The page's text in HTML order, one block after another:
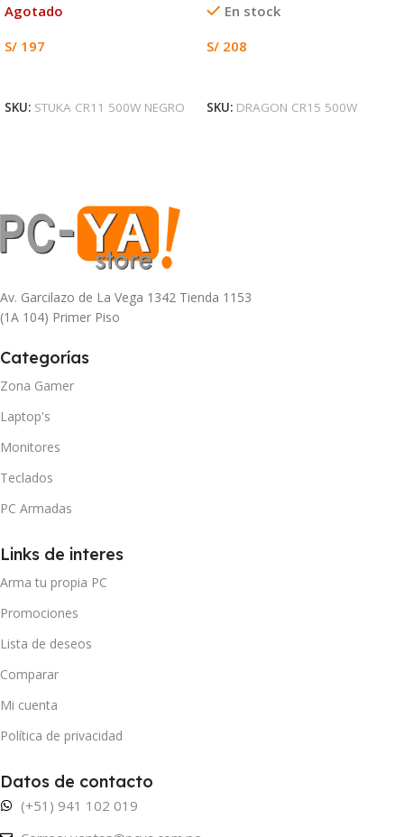
Agotado
S/ 197
SKU: STUKA CR11 500W NEGRO
En stock
S/ 208
SKU: DRAGON CR15 500W
Av. Garcilazo de La Vega 1342 Tienda 1153
(1A 104) Primer Piso
Categorías
Zona Gamer
Laptop's
Monitores
Teclados
PC Armadas
Links de interes
Arma tu propia PC
Promociones
Lista de deseos
Comparar
Mi cuenta
Política de privacidad
Datos de contacto
(+51) 941 102 019